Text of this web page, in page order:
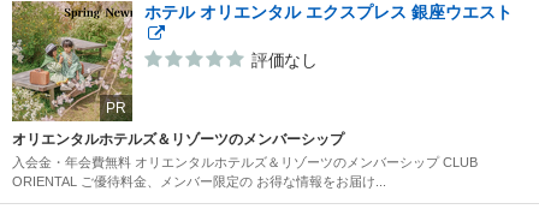
PR
ホテル オリエンタル エクスプレス 銀座ウエスト
評価なし
オリエンタルホテルズ＆リゾーツのメンバーシップ
入会金・年会費無料 オリエンタルホテルズ＆リゾーツのメンバーシップ CLUB
ORIENTAL ご優待料金、メンバー限定の お得な情報をお届け...